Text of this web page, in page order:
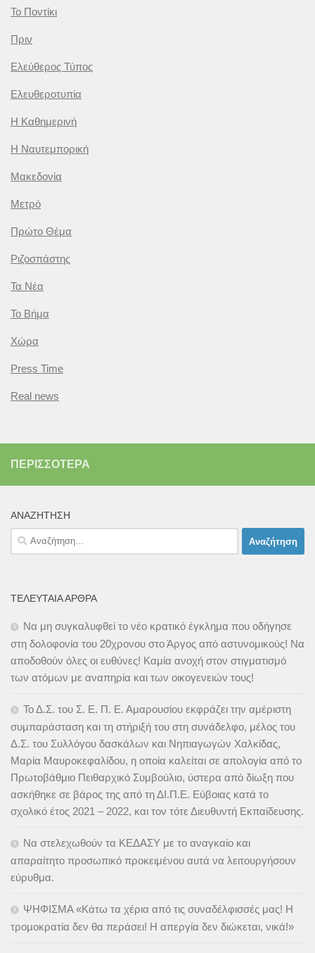
Το Ποντίκι
Πριν
Ελεύθερος Τύπος
Ελευθεροτυπία
Η Καθημερινή
Η Ναυτεμπορική
Μακεδονία
Μετρό
Πρώτο Θέμα
Ριζοσπάστης
Τα Νέα
Το Βήμα
Χώρα
Press Time
Real news
ΠΕΡΙΣΣΌΤΕΡΑ
ΑΝΑΖΉΤΗΣΗ
Αναζήτηση
για:
ΤΕΛΕΥΤΑΊΑ ΆΡΘΡΑ
Να μη συγκαλυφθεί το νέο κρατικό έγκλημα που οδήγησε
στη δολοφονία του 20χρονου στο Άργος από αστυνομικούς! Να
αποδοθούν όλες οι ευθύνες! Καμία ανοχή στον στιγματισμό
των ατόμων με αναπηρία και των οικογενειών τους!
Το Δ.Σ. του Σ. Ε. Π. Ε. Αμαρουσίου εκφράζει την αμέριστη
συμπαράσταση και τη στήριξή του στη συνάδελφο, μέλος του
Δ.Σ. του Συλλόγου δασκάλων και Νηπιαγωγών Χαλκίδας,
Μαρία Μαυροκεφαλίδου, η οποία καλείται σε απολογία από το
Πρωτοβάθμιο Πειθαρχικό Συμβούλιο, ύστερα από δίωξη που
ασκήθηκε σε βάρος της από τη ΔΙ.Π.Ε. Εύβοιας κατά το
σχολικό έτος 2021 – 2022, και τον τότε Διευθυντή Εκπαίδευσης.
Να στελεχωθούν τα ΚΕΔΑΣΥ με το αναγκαίο και
απαραίτητο προσωπικό προκειμένου αυτά να λειτουργήσουν
εύρυθμα.
ΨΗΦΙΣΜΑ «Κάτω τα χέρια από τις συναδέλφισσές μας! Η
τρομοκρατία δεν θα περάσει! Η απεργία δεν διώκεται, νικά!»